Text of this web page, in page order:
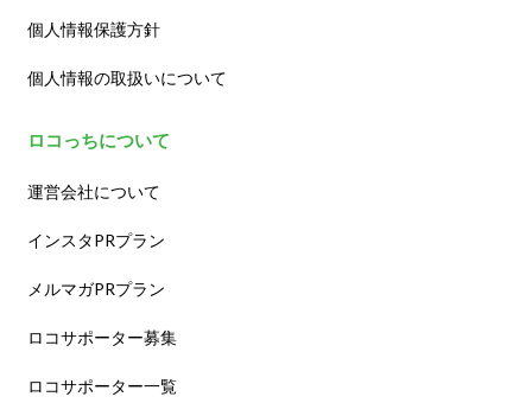
個人情報保護方針
個人情報の取扱いについて
ロコっちについて
運営会社について
インスタPRプラン
メルマガPRプラン
ロコサポーター募集
ロコサポーター一覧